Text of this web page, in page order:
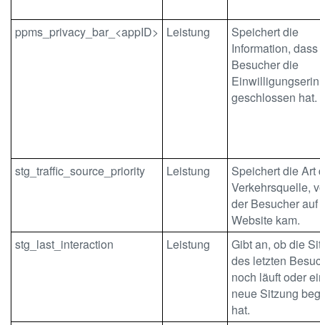
ppms_privacy_bar_<appID> Leistung
Speichert die
Information,
Besucher die
geschlossen hat.
stg_traffic_source_priority Leistung
Speichert die Art
Verkehrsquelle,
der Besucher
Website kam.
stg_last_interaction
Leistung
Gibt an, ob die
des letzten
noch läuft oder
neue Sitzung
hat.